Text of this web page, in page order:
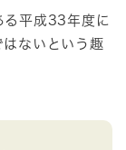
る平成33年度に
ないという趣